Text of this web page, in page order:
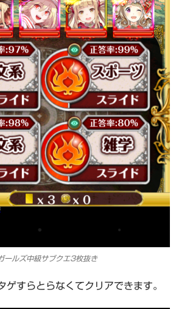
ールズ中級サブクエ3枚抜き
ゲすらとらなくてクリアできます。